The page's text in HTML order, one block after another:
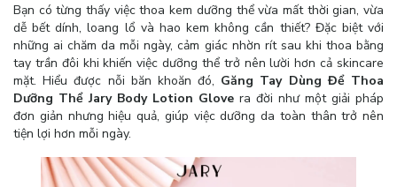
Bạn có từng thấy việc thoa kem dưỡng thể vừa mất thời gian, vừa
dễ bết dính, loang lổ và hao kem không cần thiết? Đặc biệt với
những ai chăm da mỗi ngày, cảm giác nhờn rít sau khi thoa bằng
tay trần đôi khi khiến việc dưỡng thể trở nên lười hơn cả skincare
mặt. Hiểu được nỗi băn khoăn đó, Găng Tay Dùng Để Thoa
Dưỡng Thể Jary Body Lotion Glove ra đời như một giải pháp
đơn giản nhưng hiệu quả, giúp việc dưỡng da toàn thân trở nên
tiện lợi hơn mỗi ngày.